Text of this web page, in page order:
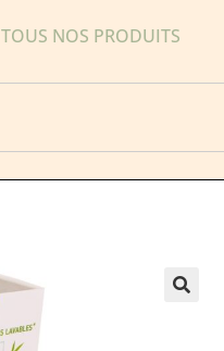
TOUS NOS PRODUITS